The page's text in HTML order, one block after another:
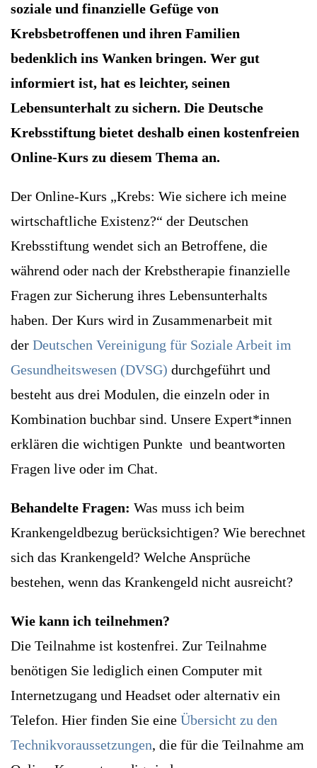
soziale und finanzielle Gefüge von
Krebsbetroffenen und ihren Familien
bedenklich ins Wanken bringen. Wer gut
informiert ist, hat es leichter, seinen
Lebensunterhalt zu sichern. Die Deutsche
Krebsstiftung bietet deshalb einen kostenfreien
Online-Kurs zu diesem Thema an.
Der Online-Kurs „Krebs: Wie sichere ich meine
wirtschaftliche Existenz?“ der Deutschen
Krebsstiftung wendet sich an Betroffene, die
während oder nach der Krebstherapie finanzielle
Fragen zur Sicherung ihres Lebensunterhalts
haben. Der Kurs wird in Zusammenarbeit mit
der Deutschen Vereinigung für Soziale Arbeit im
Gesundheitswesen (DVSG) durchgeführt und
besteht aus drei Modulen, die einzeln oder in
Kombination buchbar sind. Unsere Expert*innen
erklären die wichtigen Punkte und beantworten
Fragen live oder im Chat.
Behandelte Fragen: Was muss ich beim
Krankengeldbezug berücksichtigen? Wie berechnet
sich das Krankengeld? Welche Ansprüche
bestehen, wenn das Krankengeld nicht ausreicht?
Wie kann ich teilnehmen?
Die Teilnahme ist kostenfrei. Zur Teilnahme
benötigen Sie lediglich einen Computer mit
Internetzugang und Headset oder alternativ ein
Telefon. Hier finden Sie eine Übersicht zu den
Technikvoraussetzungen, die für die Teilnahme am